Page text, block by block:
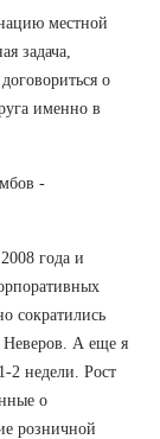
местной
задача,
о
именно в
-
года и
сократились
Неверов. А еще я
2 недели. Рост
о
розничной